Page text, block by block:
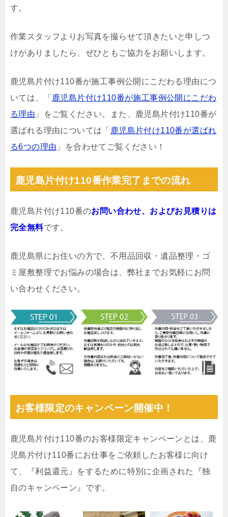
す。
作業スタッフよりお写真を撮らせて頂きたいと申しつ
けがありましたら、ぜひともご協力をお願いします。
鹿児島片付け110番が施工事例公開にこだわる理由につ
いては、「 鹿児島片付け110番が施工事例公開にこだわ
る理由 」をご覧ください。また、鹿児島片付け110番が
選ばれる理由については「 鹿児島片付け110番が選ばれ
る6つの理由 」を合わせてご覧ください！
鹿児島片付け110番作業完了までの流れ
鹿児島片付け110番のお問い合わせ、およびお見積りは
完全無料です。
鹿児島県にお住いの方で、不用品回収・遺品整理・ゴ
ミ屋敷整理でお悩みの場合は、弊社までお気軽にお問
い合わせください。
お客様限定のキャンペーン開催中！
鹿児島片付け110番のお客様限定キャンペーンとは、鹿
児島片付け110番にお仕事をご依頼したお客様に向け
て、『利益還元』をするために特別に企画された『独
自のキャンペーン』です。